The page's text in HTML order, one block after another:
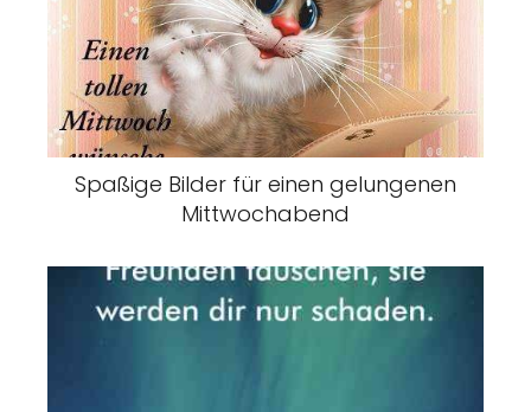
Spaßige Bilder für einen gelungenen
Mittwochabend